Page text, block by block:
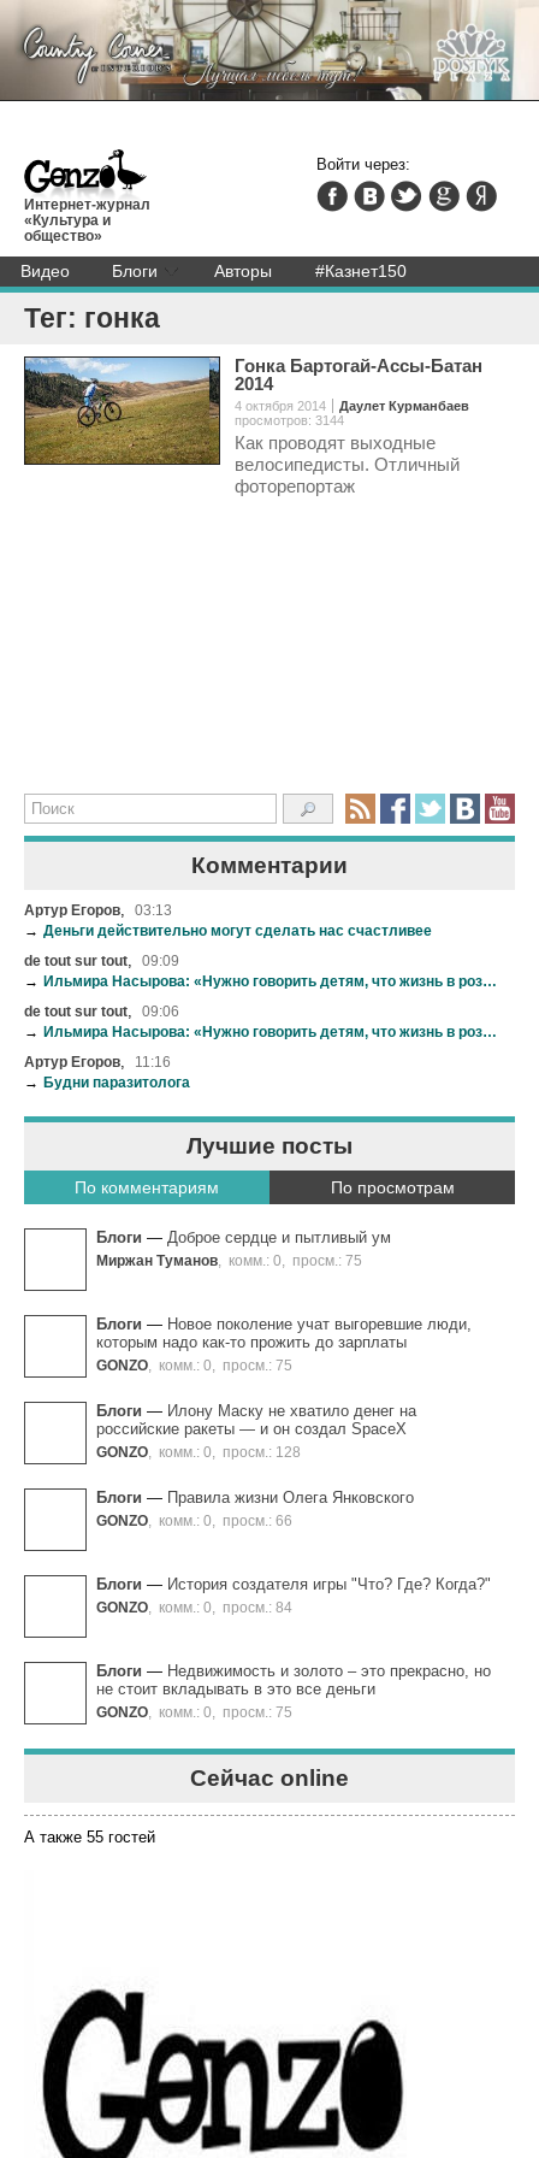
Интернет-журнал
«Культура и
общество»
Видео Блоги Авторы #Казнет150
Войти через:
Комментарии
Артур Егоров, 03:13
→ Деньги действительно могут сделать нас счастливее
de tout sur tout, 09:09
→
Ильмира Насырова: «Нужно говорить детям, что жизнь в розовых очках-это иллюзии»
de tout sur tout, 09:06
→
Ильмира Насырова: «Нужно говорить детям, что жизнь в розовых очках-это иллюзии»
Артур Егоров,
11:16
→
Будни паразитолога
Лучшие посты
По комментариям По просмотрам
Блоги — Доброе сердце и пытливый ум
Миржан Туманов комм.: 0 просм.: 75
Блоги — Новое поколение учат выгоревшие люди,
которым надо как-то прожить до зарплаты
GONZO комм.: 0 просм.: 75
Блоги — Илону Маску не хватило денег на
российские ракеты — и он создал SpaceХ
GONZO комм.: 0 просм.: 128
Блоги — Правила жизни Олега Янковского
GONZO комм.: 0 просм.: 66
Блоги — История создателя игры "Что? Где? Когда?"
GONZO комм.: 0 просм.: 84
Блоги — Недвижимость и золото – это прекрасно, но
не стоит вкладывать в это все деньги
GONZO комм.: 0 просм.: 75
Сейчас online
А также 55 гостей
Тег: гонка
Гонка Бартогай-Ассы-Батан
2014
4 октября 2014
Даулет Курманбаев
просмотров: 3144
Как проводят выходные
велосипедисты. Отличный
фоторепортаж